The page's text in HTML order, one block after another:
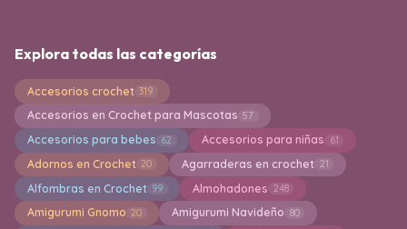
Explora todas las categorías
Accesorios crochet 319
Accesorios en Crochet para Mascotas 57
Accesorios para bebes 62 Accesorios para niñas 61
Adornos en Crochet 20 Agarraderas en crochet 21
Alfombras en Crochet 99 Almohadones 248
Amigurumi Gnomo 20 Amigurumi Navideño 80